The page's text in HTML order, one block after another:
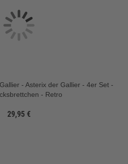
- Asterix der Gallier - 4er Set -
- Retro
29,95 €